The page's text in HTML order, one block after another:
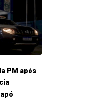
PM após